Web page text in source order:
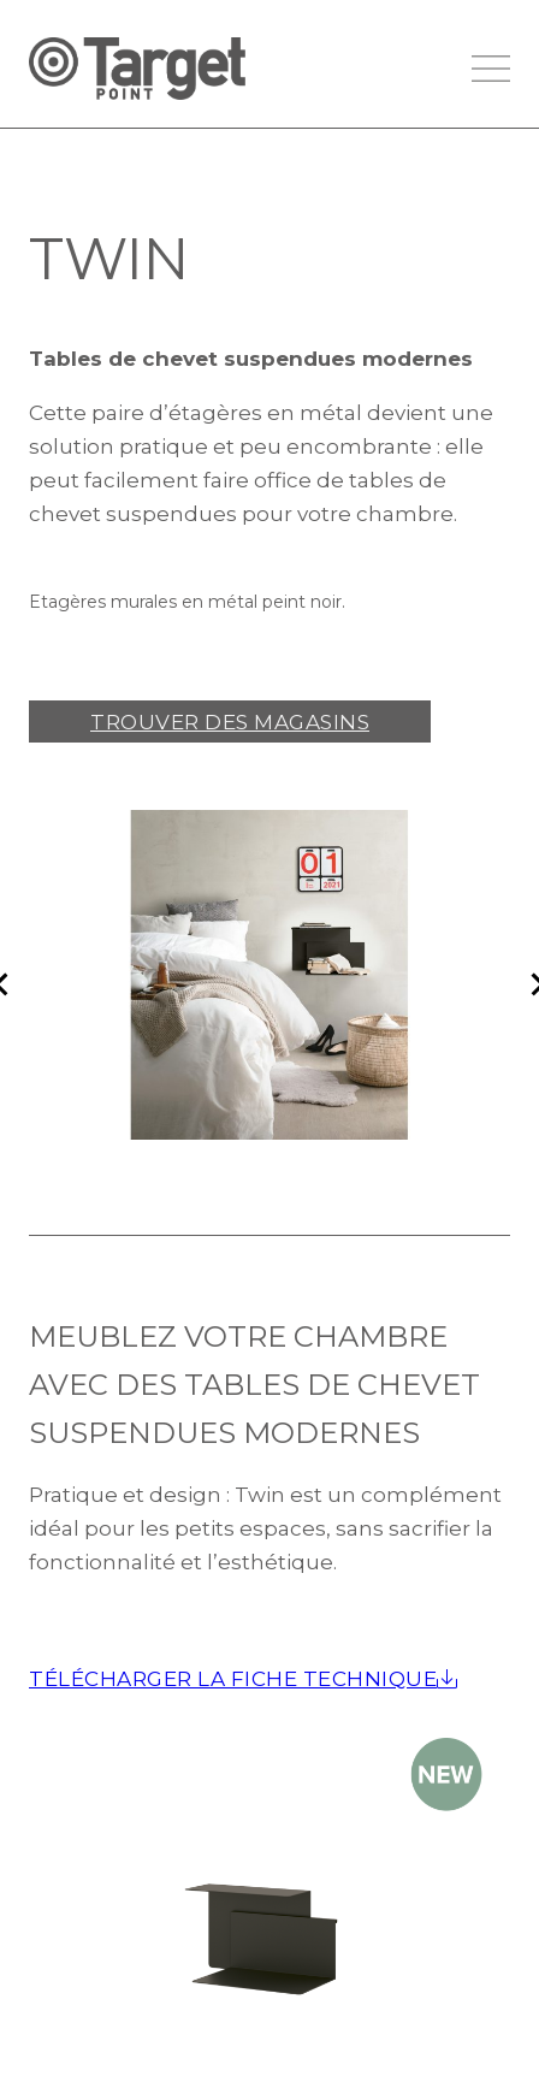
TWIN
Tables de chevet suspendues modernes
Cette paire d’étagères en métal devient une
solution pratique et peu encombrante : elle
peut facilement faire office de tables de
chevet suspendues pour votre chambre.
Etagères murales en métal peint noir.
TROUVER DES MAGASINS
MEUBLEZ VOTRE CHAMBRE
AVEC DES TABLES DE CHEVET
SUSPENDUES MODERNES
Pratique et design : Twin est un complément
idéal pour les petits espaces, sans sacrifier la
fonctionnalité et l’esthétique.
TÉLÉCHARGER LA FICHE TECHNIQUE